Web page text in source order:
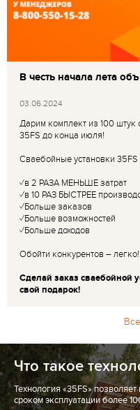
В честь начала лета
03.06.2024
Дарим комплект из 100 штук
35FS до конца июля!
Сваебойные установки 35FS
✓в 2 РАЗА МЕНЬШЕ затрат
✓в 10 РАЗ БЫСТРЕЕ
✓Больше заказов
✓Больше возможностей
✓Больше доходов
Обойти конкурентов – легко!
Сделай заказ сваебойной
свой подарок!
Что такое
Технология «35FS»
сроком эксплуатации более